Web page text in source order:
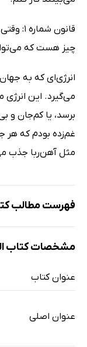
قانون
چیز هست که
انرژی‌ای که به
می‌گیرد. این انرژی
برسد، یا کم‌جان و
غم‌زده بودم که هر
مثل آهن‌ربا جذب
فهرست مطالب
مقدمه
من قرار بود پولدار
بزرگ فکر کن یا از
مشخصات کتاب
عنوان کتاب
عنوان اصلی